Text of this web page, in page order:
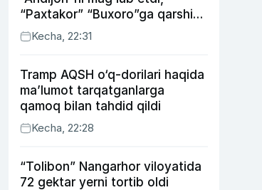
“Paxtakor” “Buxoro”ga qarshi
bahsda g‘alabani qo‘ldan
chiqardi
Kecha, 22:31
Tramp AQSH o‘q-dorilari haqida
ma’lumot tarqatganlarga
qamoq bilan tahdid qildi
Kecha, 22:28
“Tolibon” Nangarhor viloyatida
72 gektar yerni tortib oldi